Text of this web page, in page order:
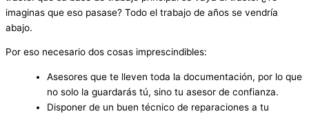
imaginas que eso pasase? Todo el trabajo de años se vendría
abajo.
Por eso necesario dos cosas imprescindibles:
Asesores que te lleven toda la documentación, por lo que
no solo la guardarás tú, sino tu asesor de confianza.
Disponer de un buen técnico de reparaciones a tu